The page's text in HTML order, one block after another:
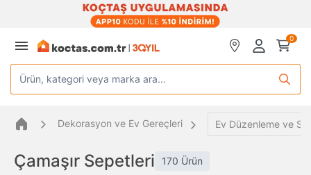
0
Ürün, kategori veya marka ara...
Dekorasyon ve Ev Gereçleri Ev Düzenleme ve
Çamaşır Sepetleri 170 Ürün